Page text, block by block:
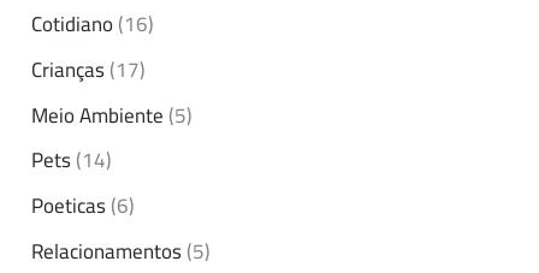
Cotidiano(16)
Crianças(17)
Meio Ambiente(5)
Pets(14)
Poeticas(6)
Relacionamentos(5)